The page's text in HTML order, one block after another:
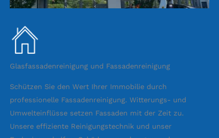
Glasfassadenreinigung und Fassadenreinigung
Schützen Sie den Wert Ihrer Immobilie durch
professionelle Fassadenreinigung. Witterungs- und
Umwelteinflüsse setzen Fassaden mit der Zeit zu.
Unsere effiziente Reinigungstechnik und unser